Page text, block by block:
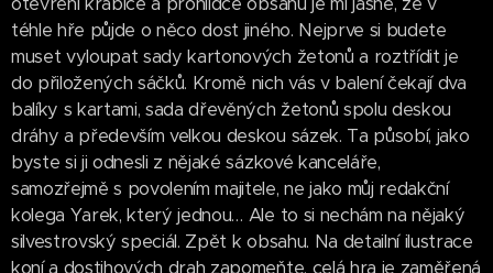
téhle hře půjde o něco dost jiného. Nejprve si budete
muset vyloupat sady kartonových žetonů a roztřídit je
do přiložených sáčků. Kromě nich vás v balení čekají dva
balíky s kartami, sada dřevěných žetonů spolu deskou
dráhy a především velkou deskou sázek. Ta působí, jako
byste si ji odnesli z nějaké sázkové kanceláře,
samozřejmě s povolením majitele, ne jako můj redakční
kolega Yarek, který jednou… Ale to si nechám na nějaký
silvestrovský speciál. Zpět k obsahu. Na detailní ilustrace
koní a dostihových drah zapomeňte, celá hra je zaměřená